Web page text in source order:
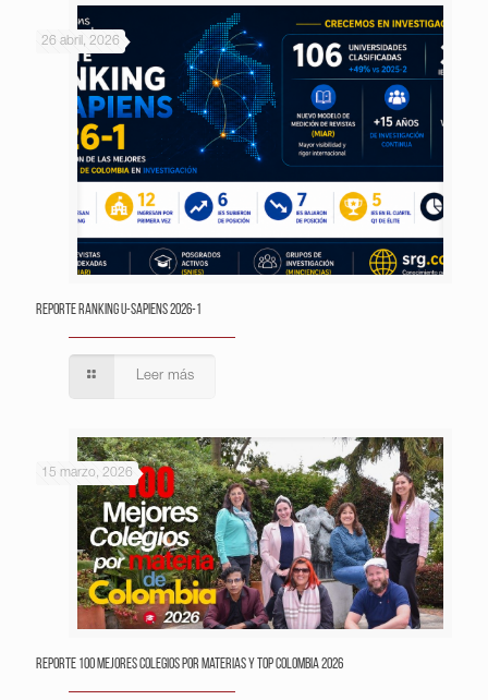
26 abril, 2026
Reporte Ranking U-Sapiens 2026-1
Leer más
15 marzo, 2026
Reporte 100 Mejores Colegios por Materias y Top Colombia 2026